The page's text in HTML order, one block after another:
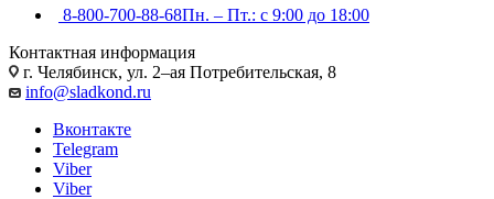
8-800-700-88-68Пн. – Пт.: с 9:00 до 18:00
Контактная информация
г. Челябинск, ул. 2–ая Потребительская, 8
info@sladkond.ru
Вконтакте
Telegram
Viber
Viber